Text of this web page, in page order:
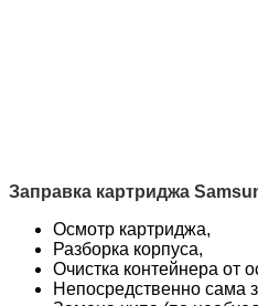
Заправка картриджа
Осмотр картриджа,
Разборка корпуса,
Очистка контейнера от
Непосредственно сама